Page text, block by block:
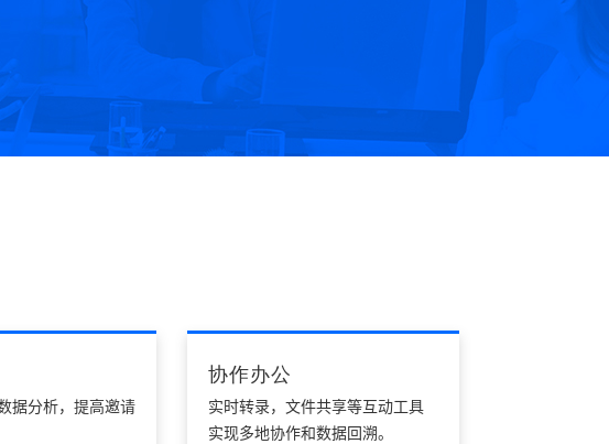
据分析，提高邀请
协作办公
实时转录，文件共享等互动工具
实现多地协作和数据回溯。